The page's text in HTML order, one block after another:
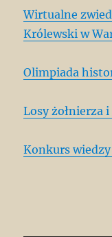
Wirtualne
Królewski w
Olimpiada
Losy żołnierza
Konkurs wiedzy